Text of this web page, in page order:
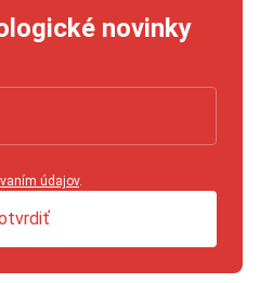
novinky
údajov.